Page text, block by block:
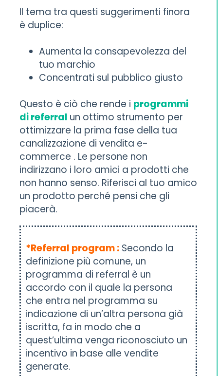
Il tema tra questi suggerimenti finora
è duplice:
Aumenta la consapevolezza del
tuo marchio
Concentrati sul pubblico giusto
Questo è ciò che rende i programmi
di referral un ottimo strumento per
ottimizzare la prima fase della tua
canalizzazione di vendita e-
commerce . Le persone non
indirizzano i loro amici a prodotti che
non hanno senso. Riferisci al tuo amico
un prodotto perché pensi che gli
piacerà.
*Referral program : Secondo la
definizione più comune, un
programma di referral è un
accordo con il quale la persona
che entra nel programma su
indicazione di un’altra persona già
iscritta, fa in modo che a
quest’ultima venga riconosciuto un
incentivo in base alle vendite
generate.